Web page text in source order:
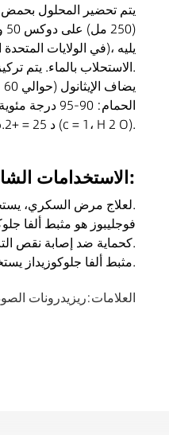
الاستحلاب بالماء. يتم تركيز المستخلص تحت ضغط منخفض، ويتم تجفيف التركيز بالتجميد لإعطاء 2.0 جرام من مسحوق أبيض من ن-(1،3-ديهيدروكسي-2-بروبيل)فاليول أمين.
162-163 درجة مئوية. [α] د 25 = +26.2 درجة (c = 1، H 2 O).
الاستخدامات الشائعة:
*لعلاج مرض السكري، يستخدم بشكل خاص لخفض مستويات السكر في الدم بعد تناول الوجبات، وبالتالي تقليل خطر حدوث مضاعفات على الأوعية الدموية الكبرى.
كحماية ضد إصابة نقص التروية وإعادة التروية من خلال مستقبلات الببتيد 1 الشبيهة بالجلوكاجون ومسار فوسفوإينوزيتيد 3-كيناز-أكت-إنزيم أكسيد النيتريك البطاني.
* مثبط ألفا جلوكوزيداز يستخدم كمضاد للسكري. يستخدم لعلاج مرض السكري.
العلامات:ريزيدرونات